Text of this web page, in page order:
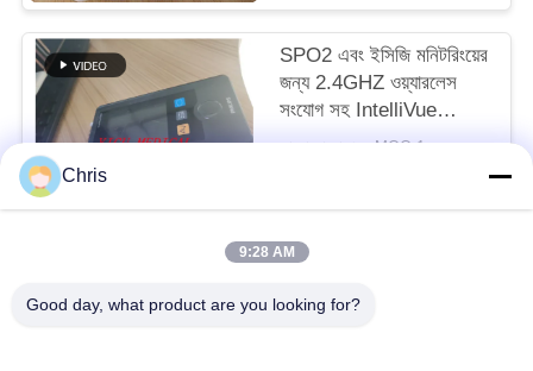
PRIVACY
POLICY
SPO2 এবং ইসিজি মনিটরিংয়ের
জন্য 2.4GHZ ওয়্যারলেস
সংযোগ সহ IntelliVue
MX40 রোগী মনিটর
আলোচনা সাপেক্ষে MOQ:1
Chris
9:28 AM
Good day, what product are you looking for?